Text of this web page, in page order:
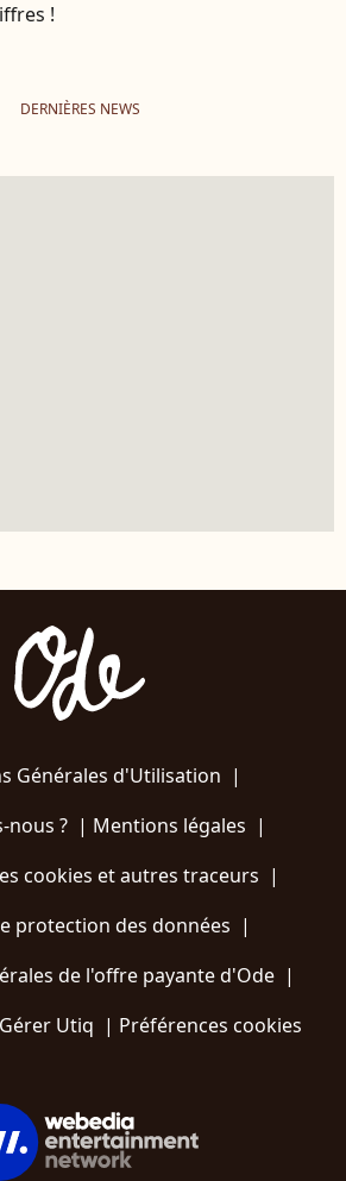
!
DERNIÈRES NEWS
Générales d'Utilisation |
nous ?| Mentions légales |
cookies et autres traceurs |
protection des données |
de l'offre payante d'Ode |
Gérer Utiq | Préférences cookies